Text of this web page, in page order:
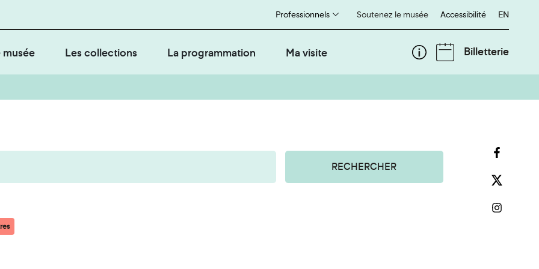
Soutenez le musée
Professionnels Accessibilité English
EN
musée Les collections La programmation Ma visite Billetterie
RECHERCHER